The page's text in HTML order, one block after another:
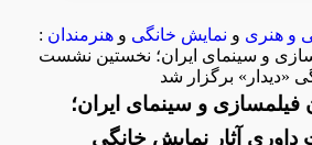
و هنری و نمایش خانگی و هنرمندان :
و سینمای ایران؛ نخستین نشست
«دیدار» برگزار شد
فیلمسازی و سینمای ایران؛
آثار نمایش خانگی